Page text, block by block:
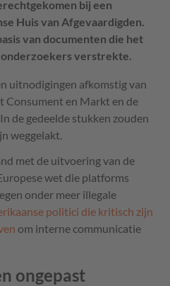
bij een
Huis van Afgevaardigden.
van documenten die het
verstrekte.
uitnodigingen afkomstig van
Consument en Markt en de
de gedeelde stukken zouden
weggelakt.
met de uitvoering van de
wet die platforms
onder meer illegale
politici die kritisch zijn
om interne communicatie
ongepast